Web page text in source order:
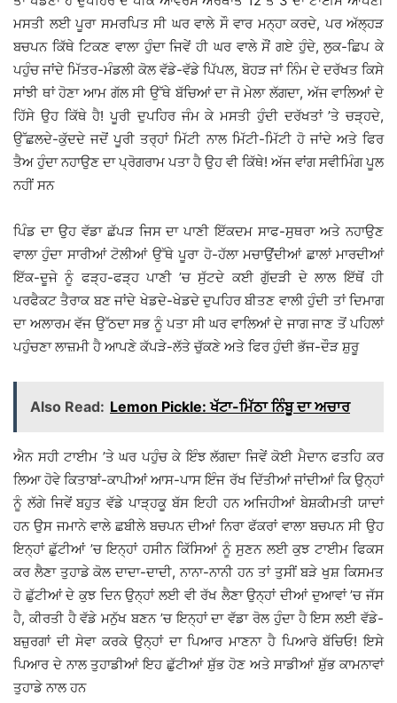
ਮਸਤੀ ਲਈ ਪੂਰਾ ਸਮਰਪਿਤ ਸੀ ਘਰ ਵਾਲੇ ਸੌ ਵਾਰ ਮਨ੍ਹਾ ਕਰਦੇ, ਪਰ ਅੱਲ੍ਹੜ
ਬਚਪਨ ਕਿੱਥੇ ਟਿਕਣ ਵਾਲਾ ਹੁੰਦਾ ਜਿਵੇਂ ਹੀ ਘਰ ਵਾਲੇ ਸੌਂ ਗਏ ਹੁੰਦੇ, ਲੁਕ-ਛਿਪ ਕੇ
ਪਹੁੰਚ ਜਾਂਦੇ ਮਿੱਤਰ-ਮੰਡਲੀ ਕੋਲ ਵੱਡੇ-ਵੱਡੇ ਪਿੱਪਲ, ਬੋਹੜ ਜਾਂ ਨਿੰਮ ਦੇ ਦਰੱਖਤ ਕਿਸੇ
ਸਾਂਝੀ ਥਾਂ ਹੋਣਾ ਆਮ ਗੱਲ ਸੀ ਉੱਥੇ ਬੱਚਿਆਂ ਦਾ ਜੋ ਮੇਲਾ ਲੱਗਦਾ, ਅੱਜ ਵਾਲਿਆਂ ਦੇ
ਹਿੱਸੇ ਉਹ ਕਿੱਥੇ ਹੈ! ਪੂਰੀ ਦੁਪਹਿਰ ਜੰਮ ਕੇ ਮਸਤੀ ਹੁੰਦੀ ਦਰੱਖਤਾਂ ’ਤੇ ਚੜ੍ਹਦੇ,
ਉੱਛਲਦੇ-ਕੁੱਦਦੇ ਜਦੋਂ ਪੂਰੀ ਤਰ੍ਹਾਂ ਮਿੱਟੀ ਨਾਲ ਮਿੱਟੀ-ਮਿੱਟੀ ਹੋ ਜਾਂਦੇ ਅਤੇ ਫਿਰ
ਤੈਅ ਹੁੰਦਾ ਨਹਾਉਣ ਦਾ ਪ੍ਰੋਗਰਾਮ ਪਤਾ ਹੈ ਉਹ ਵੀ ਕਿੱਥੇ! ਅੱਜ ਵਾਂਗ ਸਵੀਮਿੰਗ ਪੂਲ
ਨਹੀਂ ਸਨ
ਪਿੰਡ ਦਾ ਉਹ ਵੱਡਾ ਛੱਪੜ ਜਿਸ ਦਾ ਪਾਣੀ ਇੱਕਦਮ ਸਾਫ-ਸੁਥਰਾ ਅਤੇ ਨਹਾਉਣ
ਵਾਲਾ ਹੁੰਦਾ ਸਾਰੀਆਂ ਟੋਲੀਆਂ ਉੱਥੇ ਪੂਰਾ ਹੋ-ਹੱਲਾ ਮਚਾਉਂਦੀਆਂ ਛਾਲਾਂ ਮਾਰਦੀਆਂ
ਇੱਕ-ਦੂਜੇ ਨੂੰ ਫੜ੍ਹ-ਫੜ੍ਹ ਪਾਣੀ ’ਚ ਸੁੱਟਦੇ ਕਈ ਗੁੱਦੜੀ ਦੇ ਲਾਲ ਇੱਥੋਂ ਹੀ
ਪਰਫੈਕਟ ਤੈਰਾਕ ਬਣ ਜਾਂਦੇ ਖੇਡਦੇ-ਖੇਡਦੇ ਦੁਪਹਿਰ ਬੀਤਣ ਵਾਲੀ ਹੁੰਦੀ ਤਾਂ ਦਿਮਾਗ
ਦਾ ਅਲਾਰਮ ਵੱਜ ਉੱਠਦਾ ਸਭ ਨੂੰ ਪਤਾ ਸੀ ਘਰ ਵਾਲਿਆਂ ਦੇ ਜਾਗ ਜਾਣ ਤੋਂ ਪਹਿਲਾਂ
ਪਹੁੰਚਣਾ ਲਾਜ਼ਮੀ ਹੈ ਆਪਣੇ ਕੱਪੜੇ-ਲੱਤੇ ਚੁੱਕਣੇ ਅਤੇ ਫਿਰ ਹੁੰਦੀ ਭੱਜ-ਦੌੜ ਸ਼ੁਰੂ
Also Read: Lemon Pickle: ਖੱਟਾ-ਮਿੱਠਾ ਨਿੰਬੂ ਦਾ ਅਚਾਰ
ਐਨ ਸਹੀ ਟਾਈਮ ’ਤੇ ਘਰ ਪਹੁੰਚ ਕੇ ਇੰਝ ਲੱਗਦਾ ਜਿਵੇਂ ਕੋਈ ਮੈਦਾਨ ਫਤਹਿ ਕਰ
ਲਿਆ ਹੋਵੇ ਕਿਤਾਬਾਂ-ਕਾਪੀਆਂ ਆਸ-ਪਾਸ ਇੰਜ ਰੱਖ ਦਿੱਤੀਆਂ ਜਾਂਦੀਆਂ ਕਿ ਉਨ੍ਹਾਂ
ਨੂੰ ਲੱਗੇ ਜਿਵੇਂ ਬਹੁਤ ਵੱਡੇ ਪਾੜ੍ਹਕੂ ਬੱਸ ਇਹੀ ਹਨ ਅਜਿਹੀਆਂ ਬੇਸ਼ਕੀਮਤੀ ਯਾਦਾਂ
ਹਨ ਉਸ ਜਮਾਨੇ ਵਾਲੇ ਛਬੀਲੇ ਬਚਪਨ ਦੀਆਂ ਨਿਰਾ ਫੱਕਰਾਂ ਵਾਲਾ ਬਚਪਨ ਸੀ ਉਹ
ਇਨ੍ਹਾਂ ਛੁੱਟੀਆਂ ’ਚ ਇਨ੍ਹਾਂ ਹਸੀਨ ਕਿੱਸਿਆਂ ਨੂੰ ਸੁਣਨ ਲਈ ਕੁਝ ਟਾਈਮ ਫਿਕਸ
ਕਰ ਲੈਣਾ ਤੁਹਾਡੇ ਕੋਲ ਦਾਦਾ-ਦਾਦੀ, ਨਾਨਾ-ਨਾਨੀ ਹਨ ਤਾਂ ਤੁਸੀਂ ਬੜੇ ਖੁਸ਼ ਕਿਸਮਤ
ਹੋ ਛੁੱਟੀਆਂ ਦੇ ਕੁਝ ਦਿਨ ਉਨ੍ਹਾਂ ਲਈ ਵੀ ਰੱਖ ਲੈਣਾ ਉਨ੍ਹਾਂ ਦੀਆਂ ਦੁਆਵਾਂ ’ਚ ਜੱਸ
ਹੈ, ਕੀਰਤੀ ਹੈ ਵੱਡੇ ਮਨੁੱਖ ਬਣਨ ’ਚ ਇਨ੍ਹਾਂ ਦਾ ਵੱਡਾ ਰੋਲ ਹੁੰਦਾ ਹੈ ਇਸ ਲਈ ਵੱਡੇ-
ਬਜ਼ੁਰਗਾਂ ਦੀ ਸੇਵਾ ਕਰਕੇ ਉਨ੍ਹਾਂ ਦਾ ਪਿਆਰ ਮਾਣਨਾ ਹੈ ਪਿਆਰੇ ਬੱਚਿਓ! ਇਸੇ
ਪਿਆਰ ਦੇ ਨਾਲ ਤੁਹਾਡੀਆਂ ਇਹ ਛੁੱਟੀਆਂ ਸ਼ੁੱਭ ਹੋਣ ਅਤੇ ਸਾਡੀਆਂ ਸ਼ੁੱਭ ਕਾਮਨਾਵਾਂ
ਤੁਹਾਡੇ ਨਾਲ ਹਨ